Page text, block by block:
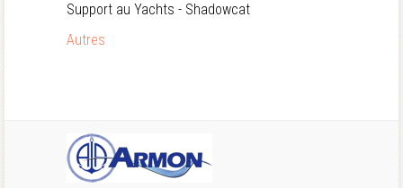
Support au Yachts - Shadowcat
Autres